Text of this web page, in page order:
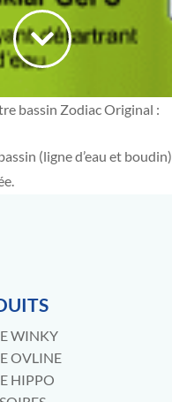
bassin Zodiac Original :
(ligne d’eau et boudin)
WINKY
OVLINE
HIPPO